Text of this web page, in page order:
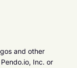
and other
Inc. or